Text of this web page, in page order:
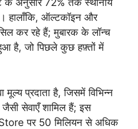
के अनुसार 72% तक स्थानीय
हालाँकि, ऑल्टकॉइन और
कर रहे हैं; मुबारक के लॉन्च
है, जो पिछले कुछ हफ़्तों में
मूल्य प्रदाता है, जिसमें विभिन्न
सेवाएँ शामिल हैं; इस
पर 50 मिलियन से अधिक